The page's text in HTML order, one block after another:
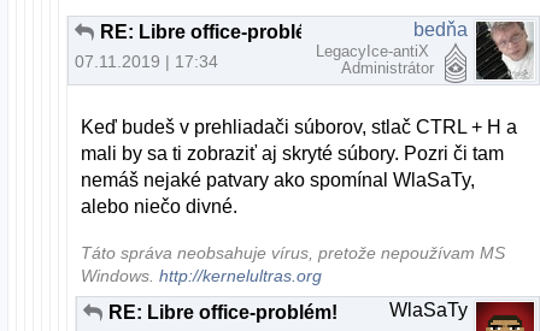
RE: Libre office-problém!
07.11.2019 | 17:34
bedňa
LegacyIce-antiX
Administrátor
Keď budeš v prehliadači súborov, stlač CTRL + H a
mali by sa ti zobraziť aj skryté súbory. Pozri či tam
nemáš nejaké patvary ako spomínal WlaSaTy,
alebo niečo divné.
Táto správa neobsahuje vírus, pretože nepoužívam MS
Windows.http://kernelultras.org
RE: Libre office-problém! WlaSaTy